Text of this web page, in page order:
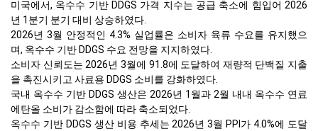
미국에서, 옥수수 기반 DDGS 가격 지수는 공급 축소에 힘입어 2026
년 1분기 분기 대비 상승하였다.
2026년 3월 안정적인 4.3% 실업률은 소비자 육류 수요를 유지했으
며, 옥수수 기반 DDGS 수요 전망을 지지하였다.
소비자 신뢰도는 2026년 3월에 91.8에 도달하여 재량적 단백질 지출
을 촉진시키고 사료용 DDGS 소비를 강화하였다.
국내 옥수수 기반 DDGS 생산은 2026년 1월과 2월 내내 옥수수 연료
에탄올 소비가 감소함에 따라 축소되었다.
옥수수 기반 DDGS 생산 비용 추세는 2026년 3월 PPI가 4.0%에 도달